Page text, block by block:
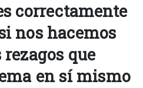
correctamente
nos hacemos
que
en sí mismo